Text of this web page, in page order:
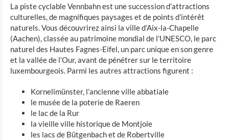
La piste cyclable Vennbahn est une succession d’attractions
culturelles, de magnifiques paysages et de points d’intérêt
naturels. Vous découvrirez ainsi la ville d’Aix-la-Chapelle
(Aachen), classée au patrimoine mondial de l’UNESCO, le parc
naturel des Hautes Fagnes-Eifel, un parc unique en son genre
et la vallée de l’Our, avant de pénétrer sur le territoire
luxembourgeois. Parmi les autres attractions figurent :
Kornelimünster, l’ancienne ville abbatiale
le musée de la poterie de Raeren
le lac de la Rur
la vieille ville historique de Montjoie
les lacs de Bütgenbach et de Robertville